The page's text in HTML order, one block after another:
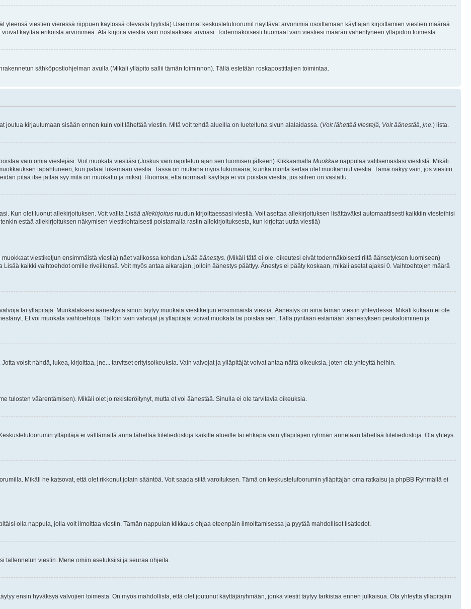
yleensä viestien vieressä riippuen käytössä olevasta tyylistä) Useimmat keskustelufoorumit näyttävät arvonimiä osoittamaan käyttäjän kirjoittamien viestien määrää
käyttää erikoista arvonimeä. Älä kirjoita viestiä vain nostaaksesi arvoasi. Todennäköisesti huomaat vain viestiesi määrän vähentyneen ylläpidon toimesta.
sähköpostiohjelman avulla (Mikäli ylläpito sallii tämän toiminnon). Tällä estetään roskapostittajien toimintaa.
joutua kirjautumaan sisään ennen kuin voit lähettää viestin. Mitä voit tehdä alueilla on lueteltuna sivun alalaidassa. (Voit lähettää viestejä, Voit äänestää, jne. ) lista.
vain omia viestejäsi. Voit muokata viestiäsi (Joskus vain rajoitetun ajan sen luomisen jälkeen) Klikkaamalla Muokkaa nappulaa valitsemastasi viestistä. Mikäli
tapahtuneen, kun palaat lukemaan viestiä. Tässä on mukana myös lukumäärä, kuinka monta kertaa olet muokannut viestiä. Tämä näkyy vain, jos viestiin
pitää itse jättää syy mitä on muokattu ja miksi). Huomaa, että normaali käyttäjä ei voi poistaa viestiä, jos siihen on vastattu.
Kun olet luonut allekirjoituksen. Voit valita Lisää allekirjoitus ruudun kirjoittaessasi viestiä. Voit asettaa allekirjoituksen lisättäväksi automaattisesti kaikkiin viesteihisi
estää allekirjoituksen näkymisen viestikohtaisesti poistamalla rastin allekirjoituksesta, kun kirjoitat uutta viestiä)
viestiketjun ensimmäistä viestiä) näet valikossa kohdan Lisää äänestys . (Mikäli tätä ei ole. oikeutesi eivät todennäköisesti riitä äänsetyksen luomiseen)
kaikki vaihtoehdot omille riveillensä. Voit myös antaa aikarajan, jolloin äänestys päättyy. Änestys ei pääty koskaan, mikäli asetat ajaksi 0. Vaihtoehtojen määrä
tai ylläpitäjä. Muokataksesi äänestystä sinun täytyy muokata viestiketjun ensimmäistä viestiä. Äänestys on aina tämän viestin yhteydessä. Mikäli kukaan ei ole
Et voi muokata vaihtoehtoja. Tällöin vain valvojat ja ylläpitäjät voivat muokata tai poistaa sen. Tällä pyritään estämään äänestyksen peukaloiminen ja
voisit nähdä, lukea, kirjoittaa, jne... tarvitset erityisoikeuksia. Vain valvojat ja ylläpitäjät voivat antaa näitä oikeuksia, joten ota yhteyttä heihin.
tulosten väärentämisen). Mikäli olet jo rekisteröitynyt, mutta et voi äänestää. Sinulla ei ole tarvitavia oikeuksia.
ylläpitäjä ei välttämättä anna lähettää liitetiedostoja kaikille alueille tai ehkäpä vain ylläpitäjien ryhmän annetaan lähettää liitetiedostoja. Ota yhteys
Mikäli he katsovat, että olet rikkonut jotain sääntöä. Voit saada siitä varoituksen. Tämä on keskustelufoorumin ylläpitäjän oma ratkaisu ja phpBB Ryhmällä ei
olla nappula, jolla voit ilmoittaa viestin. Tämän nappulan klikkaus ohjaa eteenpäin ilmoittamisessa ja pyytää mahdolliset lisätiedot.
tallennetun viestin. Mene omiin asetuksiisi ja seuraa ohjeita.
ensin hyväksyä valvojien toimesta. On myös mahdollista, että olet joutunut käyttäjäryhmään, jonka viestit täytyy tarkistaa ennen julkaisua. Ota yhteyttä ylläpitäjiin